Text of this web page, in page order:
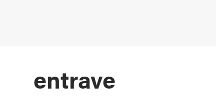
entrave